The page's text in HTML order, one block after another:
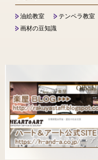
油絵教室 テンペラ教室
画材の豆知識